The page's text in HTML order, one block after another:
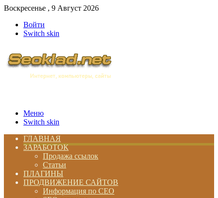
Воскресенье , 9 Август 2026
Войти
Switch skin
Меню
Switch skin
ГЛАВНАЯ
ЗАРАБОТОК
Продажа ссылок
Статьи
ПЛАГИНЫ
ПРОДВИЖЕНИЕ САЙТОВ
Информация по СЕО